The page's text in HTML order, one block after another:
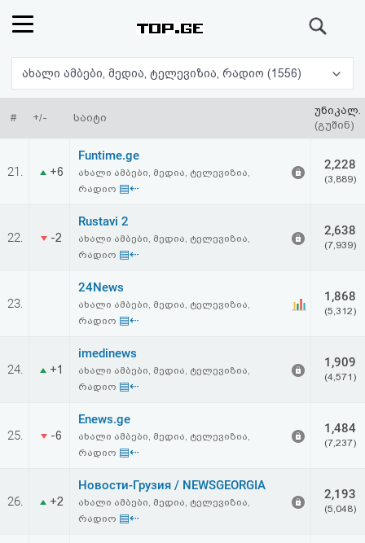
რეიტინგი
(მთავარი)
ფოსტა
ავტორიზაცია
რეგისტრაცია
პაროლის
აღდგენა
სალიცენზიო
შეთანხმება
ახალი ამბები, მედია, ტელევიზია, რადიო (1556)
# +/- საიტი
უნიკალ.
(გუშინ)
21. +6
Funtime.ge
ახალი ამბები, მედია, ტელევიზია,
რადიო ▤⇠
2,228
(3,889)
22. -2
Rustavi 2
ახალი ამბები, მედია, ტელევიზია,
რადიო ▤⇠
2,638
(7,939)
23.
24News
ახალი ამბები, მედია, ტელევიზია,
რადიო ▤⇠
1,868
(5,312)
24. +1
imedinews
ახალი ამბები, მედია, ტელევიზია,
რადიო ▤⇠
1,909
(4,571)
25. -6
Enews.ge
ახალი ამბები, მედია, ტელევიზია,
რადიო ▤⇠
1,484
(7,237)
26. +2
Новости-Грузия / NEWSGEORGIA
ახალი ამბები, მედია, ტელევიზია,
რადიო ▤⇠
2,193
(5,048)